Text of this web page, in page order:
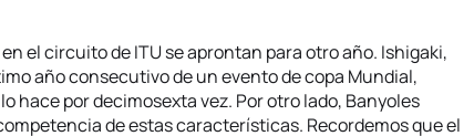
el circuito de ITU se aprontan para otro año. Ishigaki,
año consecutivo de un evento de copa Mundial,
hace por decimosexta vez. Por otro lado, Banyoles
de estas características. Recordemos que el